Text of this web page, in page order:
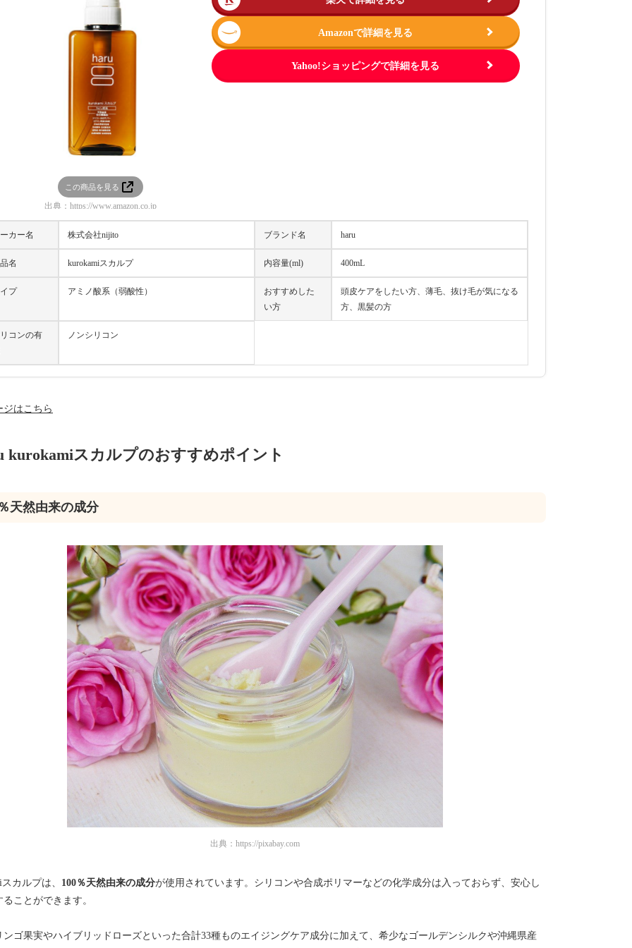
この商品を見る
出典：https://www.amazon.co.jp
Amazonで詳細を見る
Yahoo!ショッピングで詳細を見る
カー名 株式会社nijito ブランド名 haru
名 kurokamiスカルプ 内容量(ml) 400mL
プ アミノ酸系（弱酸性）
おすすめした
い方
頭皮ケアをしたい方、薄毛、抜け毛が気になる
方、黒髪の方
コンの有
ノンシリコン
ジはこちら
kurokamiスカルプのおすすめポイント
天然由来の成分
出典： https://pixabay.com
カルプは、 100％天然由来の成分が使用されています。シリコンや合成ポリマーなどの化学成分は入っておらず、安心し
ることができます。
ンゴ果実やハイブリッドローズといった合計33種ものエイジングケア成分に加えて、希少なゴールデンシルクや沖縄県産